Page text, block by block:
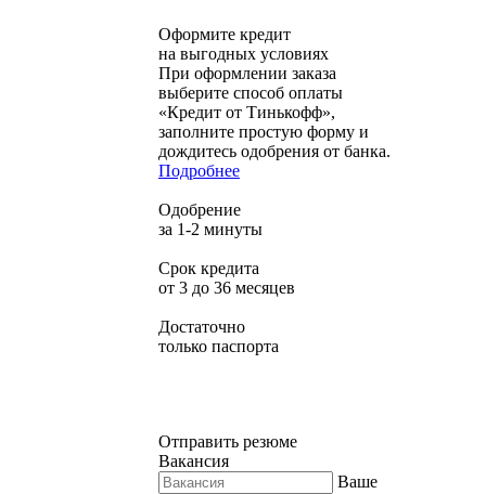
Оформите кредит
на выгодных условиях
При оформлении заказа
выберите способ оплаты
«Кредит от Тинькофф»,
заполните простую форму и
дождитесь одобрения от банка.
Подробнее
Одобрение
за 1-2 минуты
Срок кредита
от 3 до 36 месяцев
Достаточно
только паспорта
Отправить резюме
Вакансия
Ваше